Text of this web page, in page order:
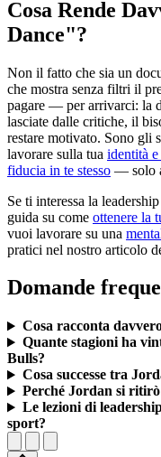
Cosa Rende
Dance"?
Non il fatto che sia un
che mostra senza filtri il
pagare — per arrivarci: la
lasciate dalle critiche, il
restare motivato. Sono gli
lavorare sulla tua identità
fiducia in te stesso — solo
Se ti interessa la
guida su come ottenere la
vuoi lavorare su una
pratici nel nostro articolo
Domande
Cosa racconta
Quante stagioni ha
Bulls?
Cosa successe tra
Perché Jordan si
Le lezioni di
sport?